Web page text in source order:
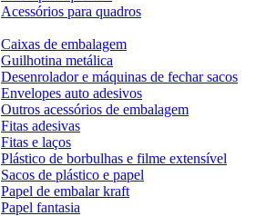
Acessórios para quadros
Caixas de embalagem
Guilhotina metálica
Desenrolador e máquinas de fechar sacos
Envelopes auto adesivos
Outros acessórios de embalagem
Fitas adesivas
Fitas e laços
Plástico de borbulhas e filme extensível
Sacos de plástico e papel
Papel de embalar kraft
Papel fantasia